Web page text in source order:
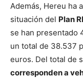
Además, Hereu ha
situación del Plan
se han presentado
un total de 38.537
euros. Del total de
corresponden a